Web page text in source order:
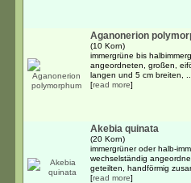
Aganonerion
(10 Korn)
immergrüne bis
angeordneten, großen,
langen und 5 cm breiten,
[read more]
Akebia quinata
(20 Korn)
immergrüner oder halb-
wechselständig
geteilten, handförmig
[read more]